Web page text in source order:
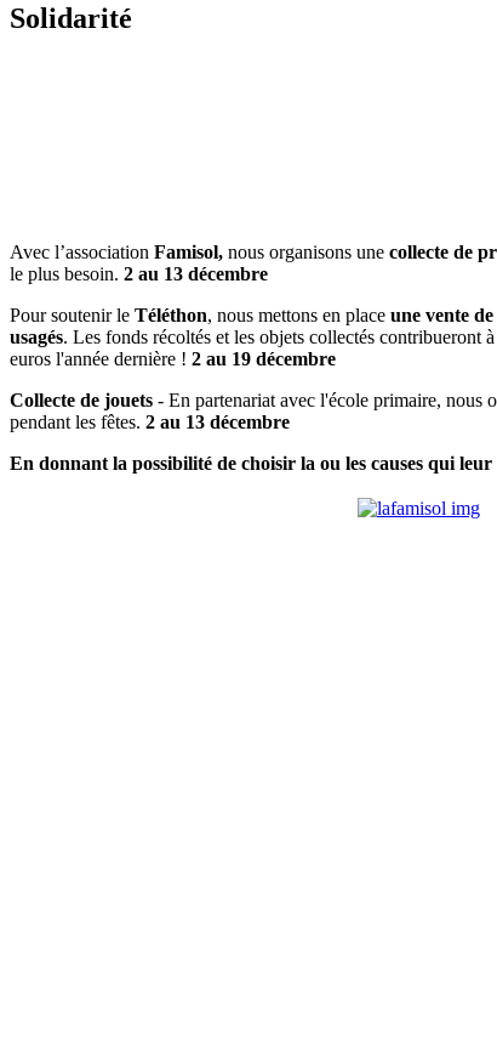
Solidarité
Avec l’association Famisol, nous organisons une collecte de
le plus besoin. 2 au 13 décembre
Pour soutenir le Téléthon, nous mettons en place une vente de
usagés. Les fonds récoltés et les objets collectés contribueront
euros l'année dernière ! 2 au 19 décembre
Collecte de jouets - En partenariat avec l'école primaire, nous
pendant les fêtes. 2 au 13 décembre
En donnant la possibilité de choisir la ou les causes qui